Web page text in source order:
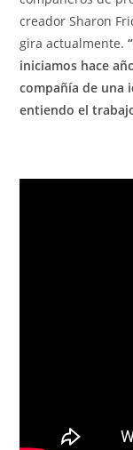
creador Sharon
gira actualmente.
iniciamos hace
compañía de una
entiendo el